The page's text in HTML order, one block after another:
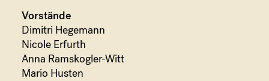
Vorstände
Dimitri Hegemann
Nicole Erfurth
Anna Ramskogler-Witt
Mario Husten